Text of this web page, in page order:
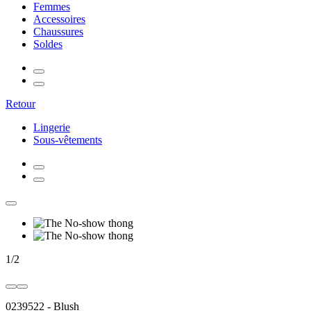
Femmes
Accessoires
Chaussures
Soldes
Retour
Lingerie
Sous-vêtements
1/2
0239522 - Blush